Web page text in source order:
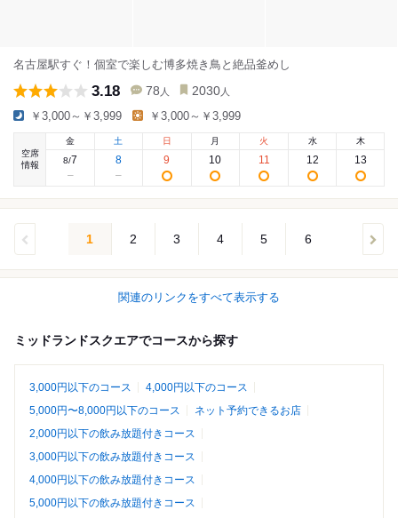
名古屋駅すぐ！個室で楽しむ博多焼き鳥と絶品釜めし
3.18 78 人 2030 人
￥3,000～￥3,999 ￥3,000～￥3,999
空席
情報
金
8/7
土
8
日
9
月
10
火
11
水
12
木
13
1 2 3 4 5 6
関連のリンクをすべて表示する
ミッドランドスクエアでコースから探す
3,000円以下のコース
4,000円以下のコース
5,000円〜8,000円以下のコース
ネット予約できるお店
2,000円以下の飲み放題付きコース
3,000円以下の飲み放題付きコース
4,000円以下の飲み放題付きコース
5,000円以下の飲み放題付きコース